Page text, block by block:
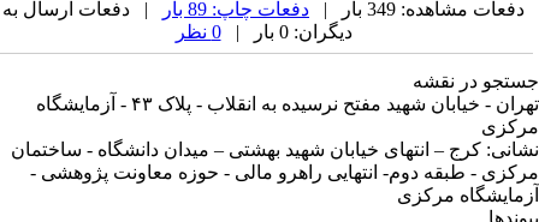
دفعات مشاهده: 349 بار | دفعات چاپ: 89 بار
| دفعات ارسال به
دیگران: 0 بار |
در نقشه
تهران - خیابان شهید مفتح نرسیده به انقلاب - پلاک ۴۳ - آزمایشگاه
کرج – انتهای خیابان شهید بهشتی – میدان دانشگاه - ساختمان
- طبقه دوم- انتهایی راهرو مالی - حوزه معاونت پژوهشی -
مرکزی